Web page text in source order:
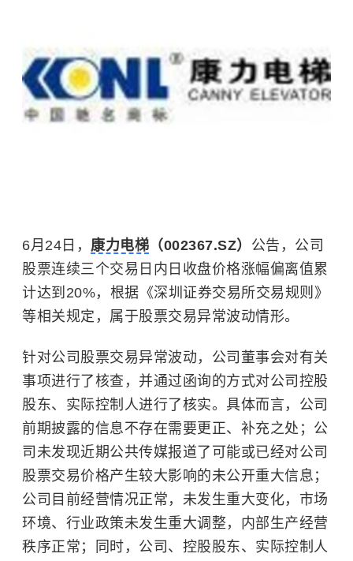
6月24日， 康力电梯 （002367.SZ） 公告，公司
股票连续三个交易日内日收盘价格涨幅偏离值累
计达到20%，根据《深圳证券交易所交易规则》
等相关规定，属于股票交易异常波动情形。
针对公司股票交易异常波动，公司董事会对有关
事项进行了核查，并通过函询的方式对公司控股
股东、实际控制人进行了核实。具体而言，公司
前期披露的信息不存在需要更正、补充之处；公
司未发现近期公共传媒报道了可能或已经对公司
股票交易价格产生较大影响的未公开重大信息；
公司目前经营情况正常，未发生重大变化，市场
环境、行业政策未发生重大调整，内部生产经营
秩序正常；同时，公司、控股股东、实际控制人